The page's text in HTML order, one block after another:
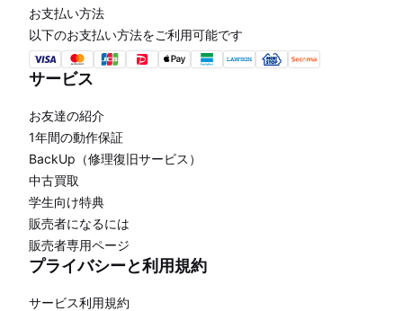
お支払い方法
以下のお支払い方法をご利用可能です
サービス
お友達の紹介
1年間の動作保証
BackUp（修理復旧サービス）
中古買取
学生向け特典
販売者になるには
販売者専用ページ
プライバシーと利用規約
サービス利用規約